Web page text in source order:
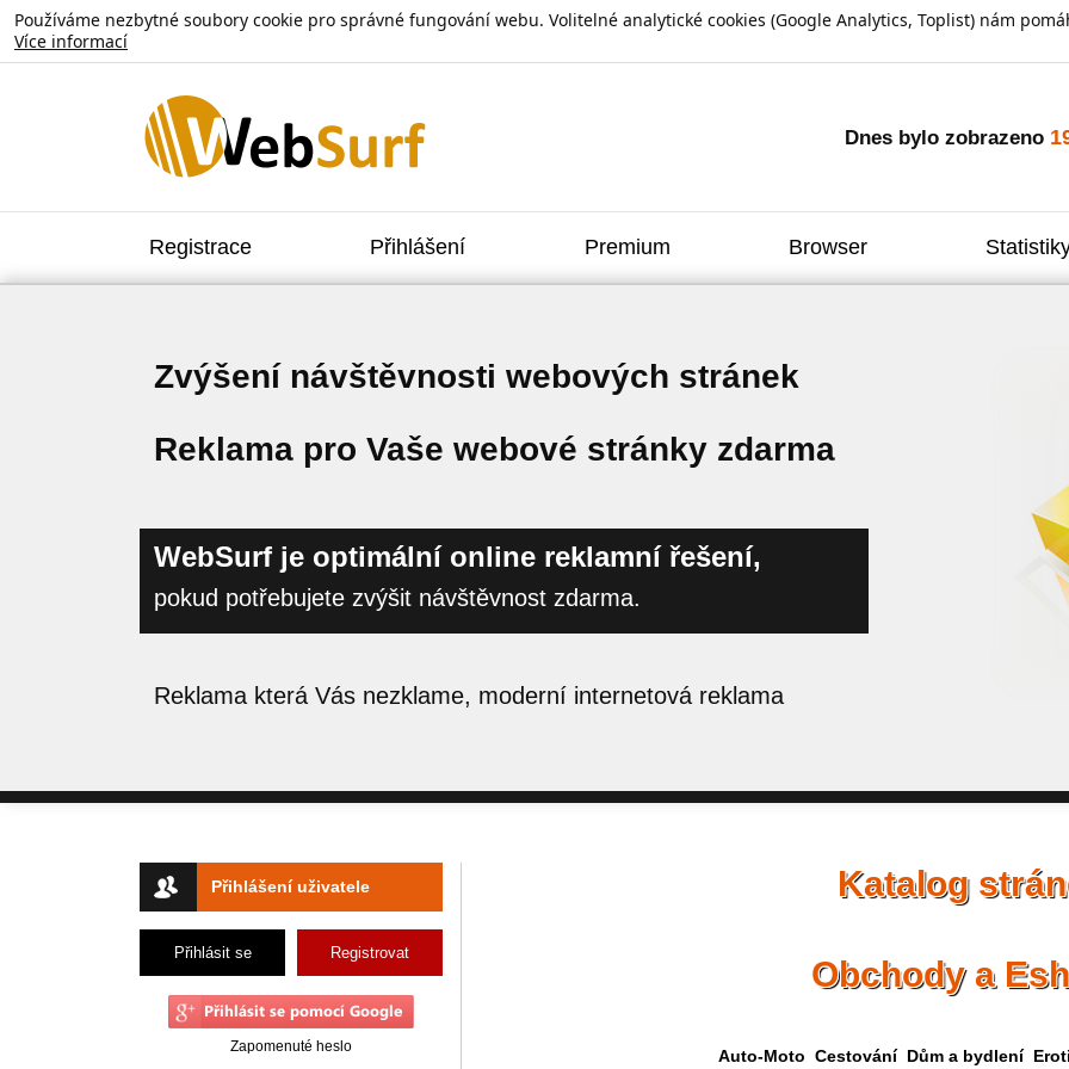
Používáme nezbytné soubory cookie pro správné fungování webu. Volitelné analytické cookies (Google Analytics, Toplist) nám
Více informací
Dnes bylo zobrazeno
Registrace Přihlášení Premium Browser
Zvýšení návštěvnosti webových stránek
Reklama pro Vaše webové stránky zdarma
WebSurf je optimální online reklamní řešení,
pokud potřebujete zvýšit návštěvnost zdarma.
Reklama která Vás nezklame, moderní internetová reklama
Přihlášení uživatele
Přihlásit se Registrovat
Zapomenuté heslo
Katalog
Obchody a
Auto-Moto Cestování Dům a bydlení